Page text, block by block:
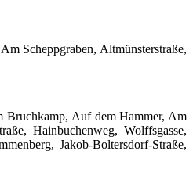
Scheppgraben, Altmünsterstraße,
Bruchkamp, Auf dem Hammer, Am
Hainbuchenweg, Wolffsgasse,
Jakob-Boltersdorf-Straße,